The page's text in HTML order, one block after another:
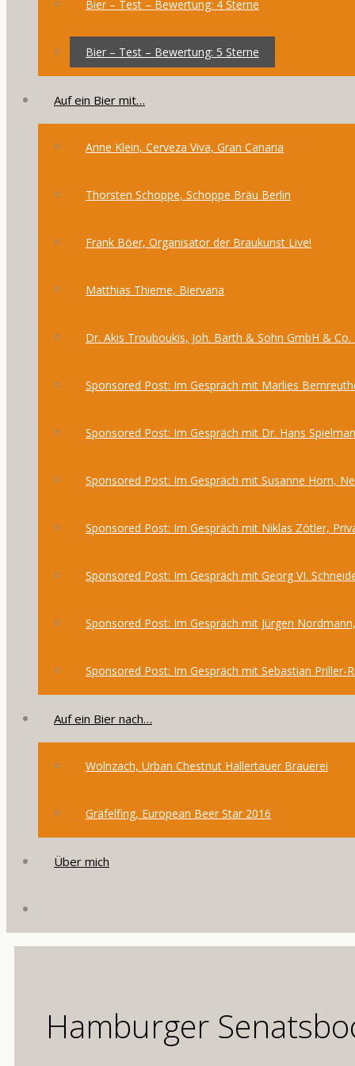
Bier – Test – Bewertung: 4 Sterne
Bier – Test – Bewertung: 5 Sterne
Auf ein Bier mit…
Anne Klein, Cerveza Viva, Gran Canaria
Thorsten Schoppe, Schoppe Bräu Berlin
Frank Böer, Organisator der Braukunst Live!
Matthias Thieme, Biervana
Dr. Akis Trouboukis, Joh. Barth & Sohn GmbH & Co.
Sponsored Post: Im Gespräch mit Marlies
Sponsored Post: Im Gespräch mit Dr. Hans
Sponsored Post: Im Gespräch mit Susanne Horn,
Sponsored Post: Im Gespräch mit Niklas Zötler,
Sponsored Post: Im Gespräch mit Georg VI.
Sponsored Post: Im Gespräch mit Jürgen
Sponsored Post: Im Gespräch mit Sebastian Priller-
Auf ein Bier nach…
Wolnzach, Urban Chestnut Hallertauer Brauerei
Gräfelfing, European Beer Star 2016
Über mich
Hamburger